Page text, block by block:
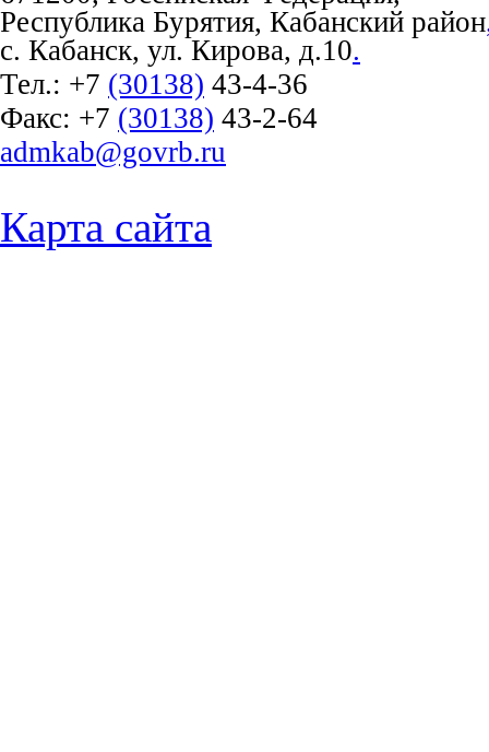
Республика Бурятия, Кабанский район
с. Кабанск, ул. Кирова, д.10.
Тел.: +7 (30138) 43-4-36
Факс: +7 (30138) 43-2-64
admkab@govrb.ru
Карта сайта